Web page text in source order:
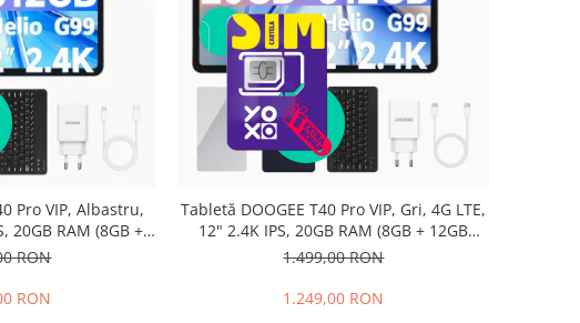
Pro VIP, Albastru,
20GB RAM (8GB +
Helio G99,
RON
RON
Tabletă DOOGEE T40 Pro VIP, Gri, 4G LTE,
12" 2.4K IPS, 20GB RAM (8GB + 12GB
extensibili), 512GB, Helio G99, 10800mAh,
1.499,00 RON
1.249,00 RON